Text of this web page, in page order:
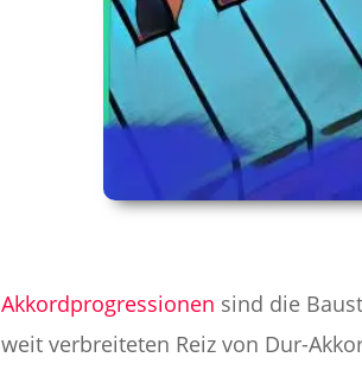
Akkordprogressionen sind die
weit verbreiteten Reiz von Dur-